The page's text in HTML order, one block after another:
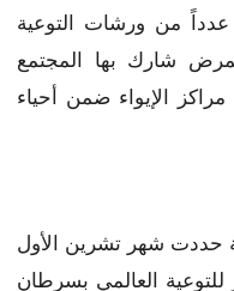
من ورشات التوعية
شارك بها المجتمع
الإيواء ضمن أحياء
حددت شهر تشرين الأول
العالمي بسرطان